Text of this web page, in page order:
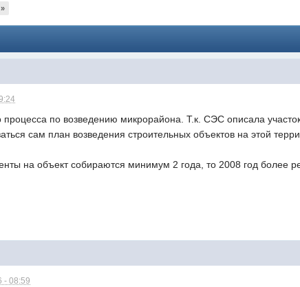
»
по возведению микрорайона. Т.к. СЭС описала
сам план возведения строительных объектов на этой
на объект собираются минимум 2 года, то 2008 год более
- 08:59